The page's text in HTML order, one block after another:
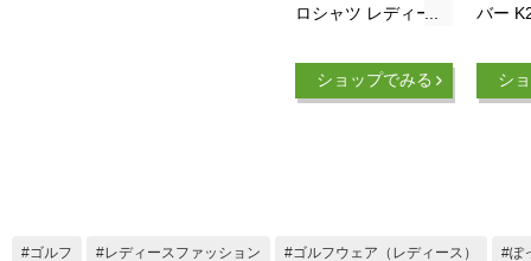
ロシャツ レディース
ンド ゴルフウェア
ビッグシルエット オ
シンプル トップス
ショップでみる
バー
フウェ
トッ
シン
シ
ゴルフ レディースファッション ゴルフウェア（レディース） ぽ